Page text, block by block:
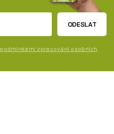
ODESLAT
podmínkami zpracování osobních